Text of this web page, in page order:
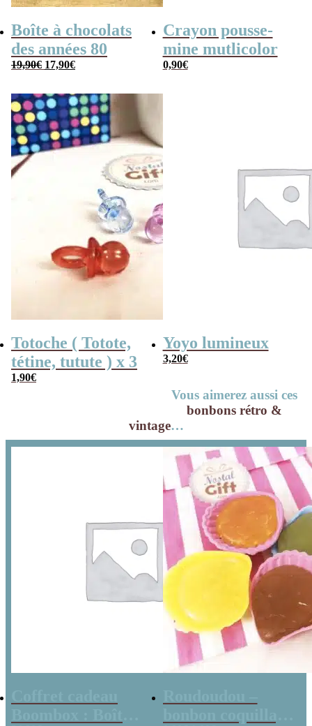
Boîte à chocolats
des années 80
19,90€ Le
était :
19,90€.
17,90€Le
est :
17,90€.
Crayon pousse-
mine mutlicolor
0,90€
Totoche ( Totote,
tétine, tutute ) x 3
1,90€
Yoyo lumineux
3,20€
Vous aimerez aussi ces
bonbons rétro &
vintage…